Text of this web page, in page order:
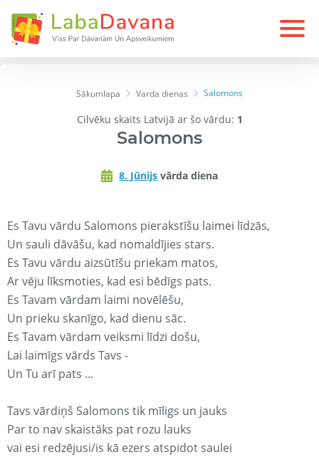
Sākumlapa Varda dienas Salomons
Cilvēku skaits Latvijā ar šo vārdu: 1
Salomons
8. Jūnijs vārda diena
Es Tavu vārdu Salomons pierakstīšu laimei līdzās,
Un sauli dāvāšu, kad nomaldījies stars.
Es Tavu vārdu aizsūtīšu priekam matos,
Ar vēju līksmoties, kad esi bēdīgs pats.
Es Tavam vārdam laimi novēlēšu,
Un prieku skanīgo, kad dienu sāc.
Es Tavam vārdam veiksmi līdzi došu,
Lai laimīgs vārds Tavs -
Un Tu arī pats ...
Tavs vārdiņš Salomons tik mīligs un jauks
Par to nav skaistāks pat rozu lauks
vai esi redzējusi/is kā ezers atspidot saulei